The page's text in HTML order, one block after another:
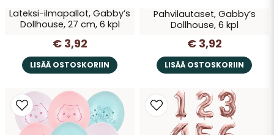
Lateksi-ilmapallot, Gabby’s
Dollhouse, 27 cm, 6 kpl
€ 3,92
LISÄÄ OSTOSKORIIN
Pahvilautaset, Gabby’s
Dollhouse, 6 kpl
€ 3,92
LISÄÄ OSTOSKORIIN